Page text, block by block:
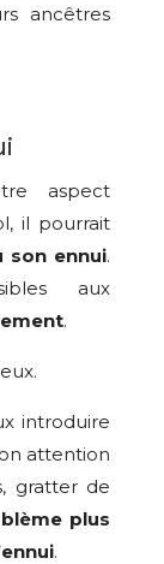
ancêtres
aspect
il pourrait
son ennui.
aux
.
introduire
attention
gratter de
plus
.